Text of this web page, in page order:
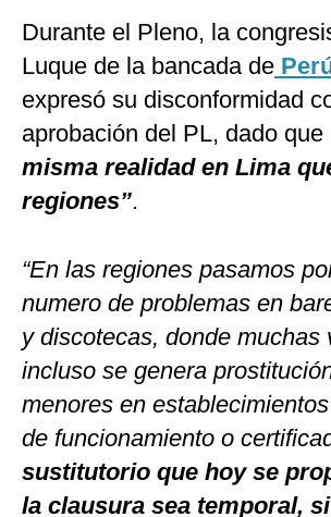
Durante el Pleno, la
Luque de la bancada de
expresó su disconformidad
aprobación del PL, dado que
misma realidad en Lima
regiones”.
“En las regiones pasamos
numero de problemas en
y discotecas, donde muchas
incluso se genera
menores en
de funcionamiento o
sustitutorio que hoy se
la clausura sea temporal,